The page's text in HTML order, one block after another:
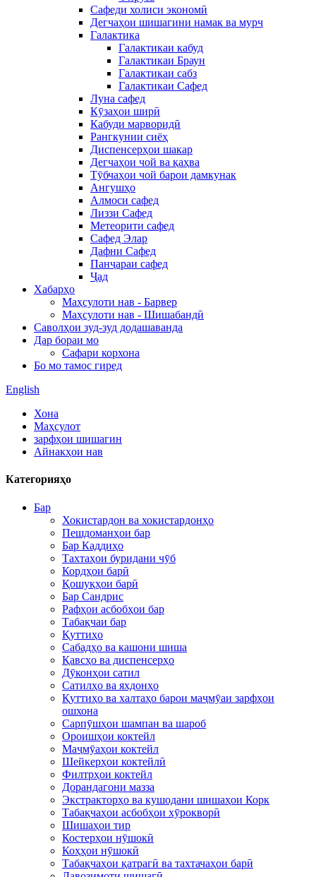
Сафеди холиси экономӣ
Дегчаҳои шишагини намак ва мурч
Галактика
Галактикаи кабуд
Галактикаи Браун
Галактикаи сабз
Галактикаи Сафед
Луна сафед
Кӯзаҳои ширӣ
Кабуди марворидӣ
Рангкунии сиёҳ
Диспенсерҳои шакар
Дегчаҳои чой ва қаҳва
Тӯбчаҳои чой барои дамкунак
Ангушҳо
Алмоси сафед
Лиззи Сафед
Метеорити сафед
Сафед Элар
Дафни Сафед
Панҷараи сафед
Ҷад
Хабарҳо
Маҳсулоти нав - Барвер
Маҳсулоти нав - Шишабандӣ
Саволҳои зуд-зуд додашаванда
Дар бораи мо
Сафари корхона
Бо мо тамос гиред
English
Хона
Маҳсулот
зарфҳои шишагин
Айнакҳои нав
Категорияҳо
Бар
Хокистардон ва хокистардонҳо
Пешдоманҳои бар
Бар Каддиҳо
Тахтаҳои буридани чӯб
Кордҳои барӣ
Қошуқҳои барӣ
Бар Сандрис
Рафҳои асбобҳои бар
Табақчаи бар
Қуттиҳо
Сабадҳо ва кашони шиша
Қавсҳо ва диспенсерҳо
Дӯконҳои сатил
Сатилҳо ва яхдонҳо
Қуттиҳо ва халтаҳо барои маҷмӯаи зарфҳои
ошхона
Сарпӯшҳои шампан ва шароб
Ороишҳои коктейл
Маҷмӯаҳои коктейл
Шейкерҳои коктейлӣ
Филтрҳои коктейл
Дорандагони мазза
Экстракторҳо ва кушодани шишаҳои Корк
Табақчаҳои асбобҳои хӯрокворӣ
Шишаҳои тир
Костерҳои нӯшокӣ
Коҳҳои нӯшокӣ
Табақчаҳои қатрагӣ ва тахтачаҳои барӣ